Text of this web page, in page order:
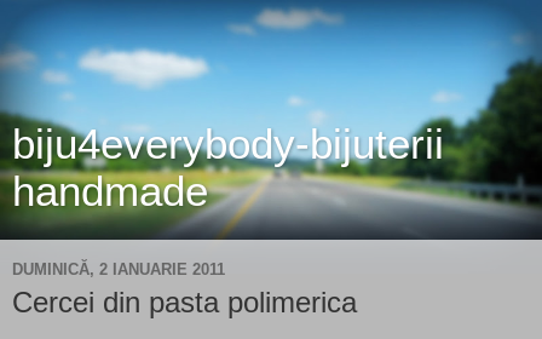
biju4everybody-bijuterii
handmade
DUMINICĂ, 2 IANUARIE 2011
Cercei din pasta polimerica